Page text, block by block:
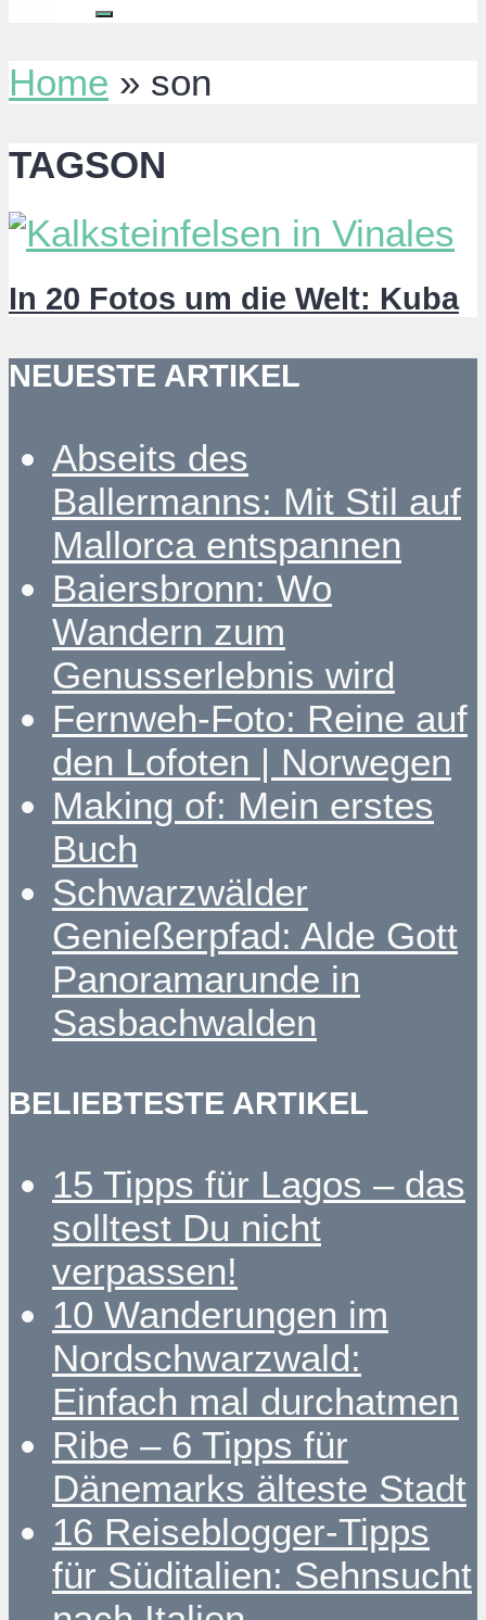
Home » son
TAGSON
In 20 Fotos um die Welt: Kuba
NEUESTE ARTIKEL
Abseits des
Ballermanns: Mit Stil auf
Mallorca entspannen
Baiersbronn: Wo
Wandern zum
Genusserlebnis wird
Fernweh-Foto: Reine auf
den Lofoten | Norwegen
Making of: Mein erstes
Buch
Schwarzwälder
Genießerpfad: Alde Gott
Panoramarunde in
Sasbachwalden
BELIEBTESTE ARTIKEL
15 Tipps für Lagos – das
solltest Du nicht
verpassen!
10 Wanderungen im
Nordschwarzwald:
Einfach mal durchatmen
Ribe – 6 Tipps für
Dänemarks älteste Stadt
16 Reiseblogger-Tipps
für Süditalien: Sehnsucht